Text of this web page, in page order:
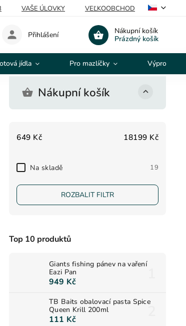
VAŠE ÚLOVKY VEĽKOOBCHOD
Nákupní košík
Prázdný košík
Přihlášení
jídla Pro mazlíčky Výprodej
Nákupní košík
649 Kč 18199 Kč
Na skladě 19
ROZBALIT FILTR
Top 10 produktů
Giants fishing pánev na vaření
Eazi Pan
949 Kč
TB Baits obalovací pasta Spice
Queen Krill 200ml
111 Kč